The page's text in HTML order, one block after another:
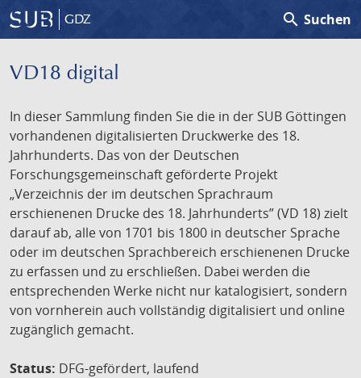
GDZ search Suchen
VD18 digital
In dieser Sammlung finden Sie die in der SUB Göttingen
vorhandenen digitalisierten Druckwerke des 18.
Jahrhunderts. Das von der Deutschen
Forschungsgemeinschaft geförderte Projekt
„Verzeichnis der im deutschen Sprachraum
erschienenen Drucke des 18. Jahrhunderts” (VD 18) zielt
darauf ab, alle von 1701 bis 1800 in deutscher Sprache
oder im deutschen Sprachbereich erschienenen Drucke
zu erfassen und zu erschließen. Dabei werden die
entsprechenden Werke nicht nur katalogisiert, sondern
von vornherein auch vollständig digitalisiert und online
zugänglich gemacht.
Status: DFG-gefördert, laufend